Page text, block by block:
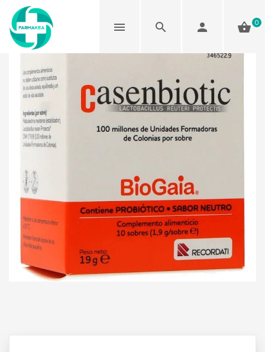
0
Agotado